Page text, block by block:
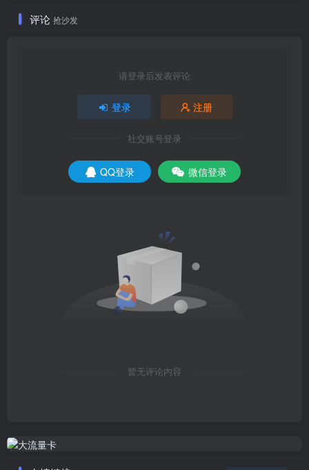
评论 抢沙发
请登录后发表评论
登录 注册
社交账号登录
QQ登录 微信登录
暂无评论内容